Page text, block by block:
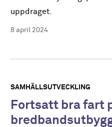
uppdraget.
8 april 2024
SAMHÄLLSUTVECKLING
Fortsatt bra fart